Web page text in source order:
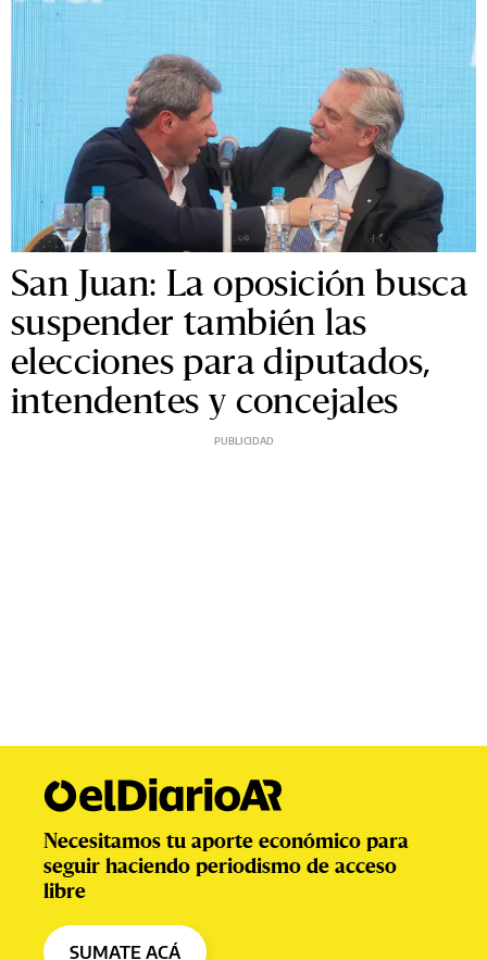
San Juan: La oposición busca
suspender también las
elecciones para diputados,
intendentes y concejales
Necesitamos tu aporte económico para
seguir haciendo periodismo de acceso
libre
SUMATE ACÁ